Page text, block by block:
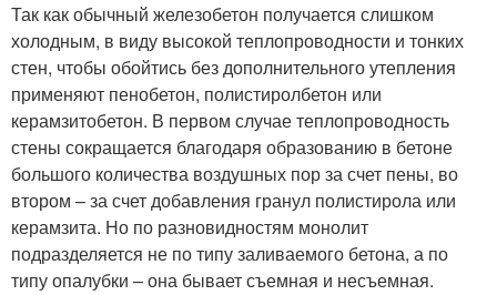
Так как обычный железобетон получается слишком
холодным, в виду высокой теплопроводности и тонких
стен, чтобы обойтись без дополнительного утепления
применяют пенобетон, полистиролбетон или
керамзитобетон. В первом случае теплопроводность
стены сокращается благодаря образованию в бетоне
большого количества воздушных пор за счет пены, во
втором – за счет добавления гранул полистирола или
керамзита. Но по разновидностям монолит
подразделяется не по типу заливаемого бетона, а по
типу опалубки – она бывает съемная и несъемная.